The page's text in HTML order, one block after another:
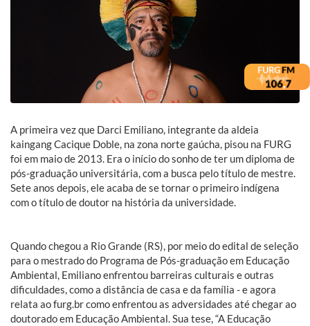
A primeira vez que Darci Emiliano, integrante da aldeia
kaingang Cacique Doble, na zona norte gaúcha, pisou na FURG
foi em maio de 2013. Era o início do sonho de ter um diploma de
pós-graduação universitária, com a busca pelo título de mestre.
Sete anos depois, ele acaba de se tornar o primeiro indígena
com o título de doutor na história da universidade.
Quando chegou a Rio Grande (RS), por meio do edital de seleção
para o mestrado do Programa de Pós-graduação em Educação
Ambiental, Emiliano enfrentou barreiras culturais e outras
dificuldades, como a distância de casa e da família - e agora
relata ao furg.br como enfrentou as adversidades até chegar ao
doutorado em Educação Ambiental. Sua tese, “A Educação